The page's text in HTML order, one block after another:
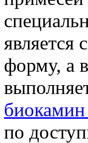
является
форму, а
по